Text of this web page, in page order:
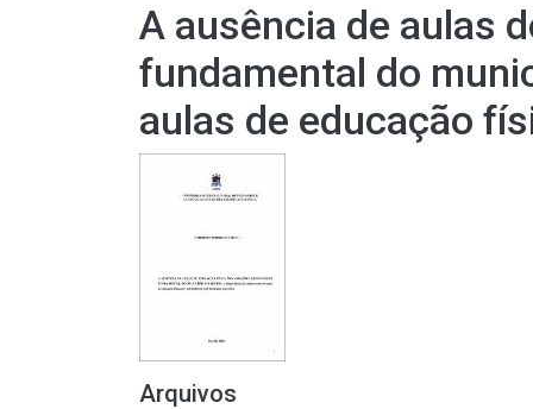
A ausência de aulas
fundamental do
aulas de educação
Arquivos